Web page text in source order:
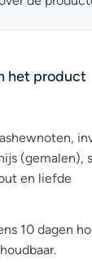
het product
(gemalen),
en liefde
10 dagen